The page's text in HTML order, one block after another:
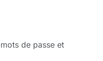
de passe et